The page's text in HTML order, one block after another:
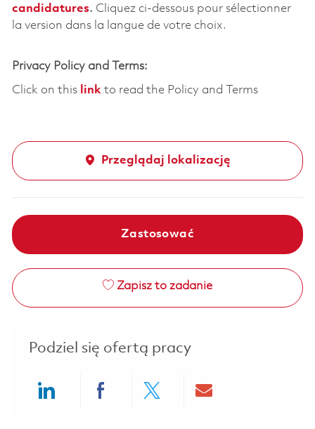
candidatures. Cliquez ci-dessous pour sélectionner
la version dans la langue de votre choix.
Privacy Policy and Terms:
Click on this linkto read the Policy and Terms
Przeglądaj lokalizację
Zastosować
Zapisz to zadanie
Podziel się ofertą pracy